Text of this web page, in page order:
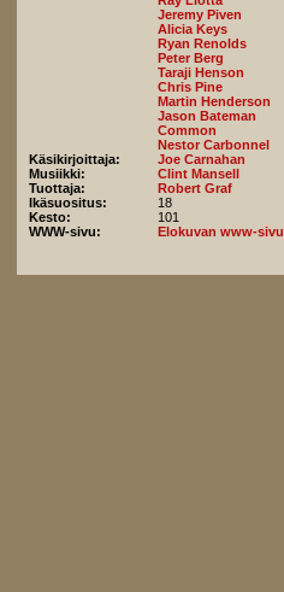
Jeremy Piven
Alicia Keys
Ryan Renolds
Peter Berg
Taraji Henson
Chris Pine
Martin Henderson
Jason Bateman
Common
Nestor Carbonnel
Käsikirjoittaja:
Joe Carnahan
Musiikki:
Clint Mansell
Tuottaja:
Robert Graf
Ikäsuositus:
18
Kesto:
101
WWW-sivu:
Elokuvan www-sivu